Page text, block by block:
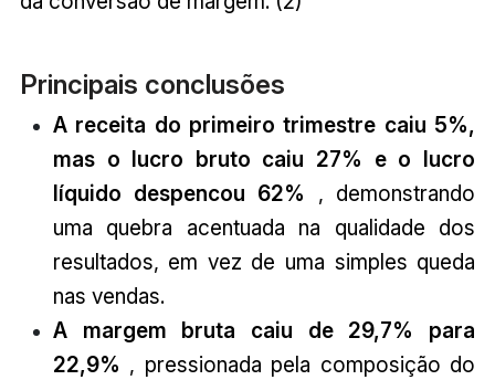
Principais conclusões
A receita do primeiro trimestre caiu 5%,
mas o lucro bruto caiu 27% e o lucro
líquido despencou 62%
, demonstrando
uma quebra acentuada na qualidade dos
resultados, em vez de uma simples queda
nas vendas.
A margem bruta caiu de 29,7% para
22,9% , pressionada pela composição do